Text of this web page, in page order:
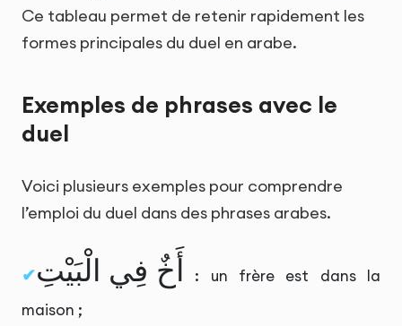
Ce tableau permet de retenir rapidement les
formes principales du duel en arabe.
Exemples de phrases avec le
duel
Voici plusieurs exemples pour comprendre
l’emploi du duel dans des phrases arabes.
أَخٌ فِي الْبَيْتِ
: un frère est dans la
maison ;